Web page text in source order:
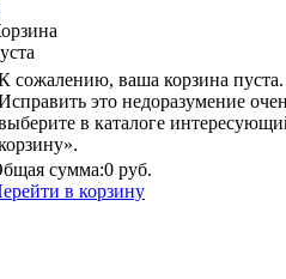
сожалению, ваша корзина пуста.
это недоразумение
в каталоге
сумма:0 руб.
в корзину